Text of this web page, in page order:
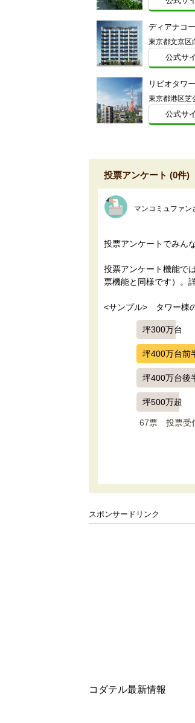
ディアナコ
東京都文京区
公式サ
リビオタワ
東京都港区芝
公式サ
投票アンケート (0件)
マンコミュファン
投票アンケートでみん
投票アンケート機能で
票機能と同様です）。
<サンプル>　タワー棟
坪300万台
坪400万台前
坪400万台後
坪500万超
67票 投票受
スポンサードリンク
コダテル最新情報